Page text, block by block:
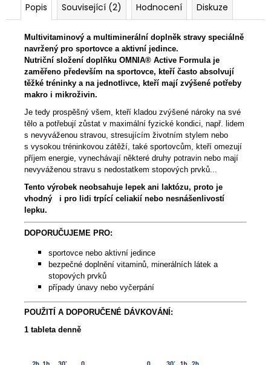
Popis Související (2) Hodnocení Diskuze
Multivitaminový a multiminerální doplněk stravy speciálně
navržený pro sportovce a aktivní jedince.
Nutriční složení doplňku OMNIA® Active Formula je
zaměřeno především na sportovce, kteří často absolvují
těžké tréninky a na jednotlivce, kteří mají zvýšené potřeby
makro i mikroživin.
Je tedy prospěšný všem, kteří kladou zvýšené nároky na své
tělo a potřebují zůstat v maximální fyzické kondici, např. lidem
s nevyváženou stravou, stresujícím životním stylem nebo
s vysokou tréninkovou zátěží, také sportovcům, kteří omezují
příjem energie, vynechávají některé druhy potravin nebo mají
nevyváženou stravu s nedostatkem stopových prvků...
Tento výrobek neobsahuje lepek ani laktózu, proto je
vhodný i pro lidi trpící celiakií nebo nesnášenlivostí
lepku.
DOPORUČUJEME PRO:
sportovce nebo aktivní jedince
bezpečné doplnění vitaminů, minerálních látek a
stopových prvků
případy únavy nebo vyčerpání
POUŽITÍ A DOPORUČENÉ DÁVKOVÁNÍ:
1 tableta denně